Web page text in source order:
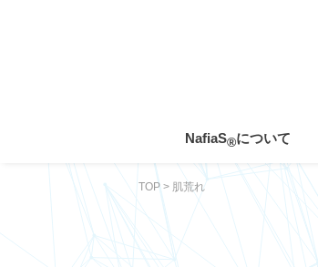
NafiaS®について
TOP> 肌荒れ